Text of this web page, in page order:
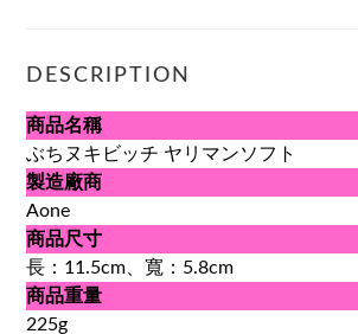
DESCRIPTION
商品名稱
ぶちヌキビッチ ヤリマンソフト
製造廠商
Aone
商品尺寸
長：11.5cm、寬：5.8cm
商品重量
225g